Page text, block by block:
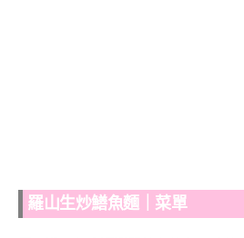
羅山生炒鱔魚麵｜菜單